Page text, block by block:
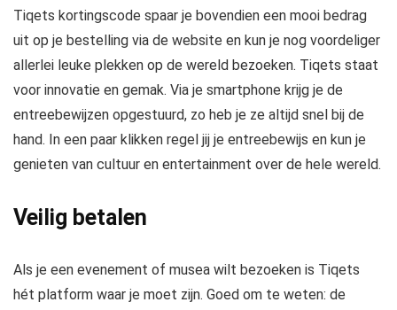
Tiqets kortingscode spaar je bovendien een mooi bedrag
uit op je bestelling via de website en kun je nog voordeliger
allerlei leuke plekken op de wereld bezoeken. Tiqets staat
voor innovatie en gemak. Via je smartphone krijg je de
entreebewijzen opgestuurd, zo heb je ze altijd snel bij de
hand. In een paar klikken regel jij je entreebewijs en kun je
genieten van cultuur en entertainment over de hele wereld.
Veilig betalen
Als je een evenement of musea wilt bezoeken is Tiqets
hét platform waar je moet zijn. Goed om te weten: de